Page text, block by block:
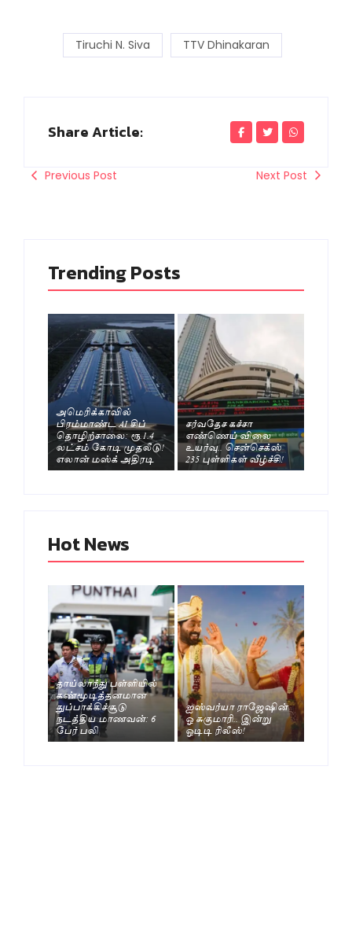
Tiruchi N. Siva TTV Dhinakaran
Share Article:
Previous Post Next Post
Trending Posts
அமெரிக்காவில்
பிரம்மாண்ட AI சிப்
தொழிற்சாலை: ரூ.1.4
லட்சம் கோடி முதலீடு!
எலான் மஸ்க் அதிரடி
சர்வதேச கச்சா
எண்ணெய் விலை
உயர்வு.. சென்செக்ஸ்
235 புள்ளிகள் வீழ்ச்சி!
Hot News
தாய்லாந்து பள்ளியில்
கண்மூடித்தனமான
துப்பாக்கிச்சூடு
நடத்திய மாணவன்: 6
பேர் பலி
ஐஸ்வர்யா ராஜேஷின்
ஓ சுகுமாரி.. இன்று
ஓடிடி ரிலீஸ்!